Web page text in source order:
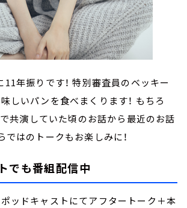
年振りです！ 特別審査員のベッキー
しいパンを食べまくります！ もちろ
で共演していた頃のお話から最近のお話
ではのトークもお楽しみに！
でも番組配信中
ッドキャストにてアフタートーク＋本